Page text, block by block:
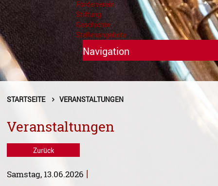
Förderverein
Stiftung
Geschichte
Stellenangebote
Navigation
Unterricht
Fächer A - Z
STARTSEITE VERANSTALTUNGEN
Veranstaltungen
Zurück
Samstag, 13.06.2026 |